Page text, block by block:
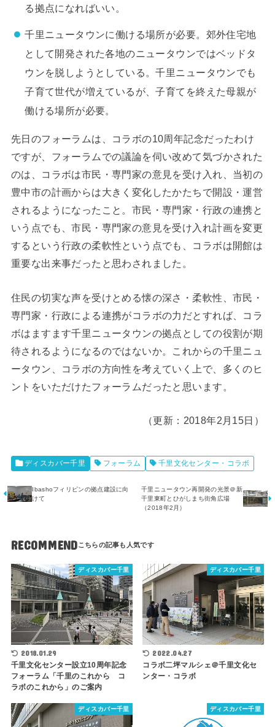
る拠点になればいい。
千里ニュータウンに働ける場所が必要。郊外住宅地
として開発された各地のニュータウンではベッドタ
ウンを脱しようとしている。千里ニュータウンでも
子育て世代が増えているが、子育てを終えた母親が
働ける場所が必要。
先日のフォーラムは、コラボの10周年記念だったわけ
ですが、フォーラムでの議論を伺い改めて気づかされた
のは、コラボは市民・専門家の意見を受け入れ、当初の
豊中市の計画からは大きく変化したかたちで開設・運営
されるようになったこと。市民・専門家・行政の連携と
いう点でも、市民・専門家の意見を受け入れ計画を変更
するという行政の柔軟性という点でも、コラボは開館は
重要な出来事だったと思わされました。
住民の切実な声を受けとめる懐の深さ・柔軟性、市民・
専門家・行政による連携がコラボの力だとすれば、コラ
ボはますます千里ニュータウンの拠点としての役割が期
待されるようになるのではないか。これからの千里ニュ
ータウン、コラボの方向性を考えていく上で、多くのヒ
ントをいただけたフォーラムだったと思います。
（更新：2018年2月15日）
ディスカバー千里 フォーラム 千里文化センター・コラボ
Ibashoフィリピンの拠点建設に向
けて
千里ニュータウン再開発の光景＠新
千里東町とひがしまち街角広場
（2018年2月）
RECOMMEND
ディスカバー千里
2018.01.29
千里文化センター設立10周年記念
フォーラム「千里のこれから コ
ラボのこれから」のご案内
ディスカバー千里
2022.04.27
コラボ二坪マルシェ＠千里文化セ
ンター・コラボ
ディスカバー千里 ディスカバー千里